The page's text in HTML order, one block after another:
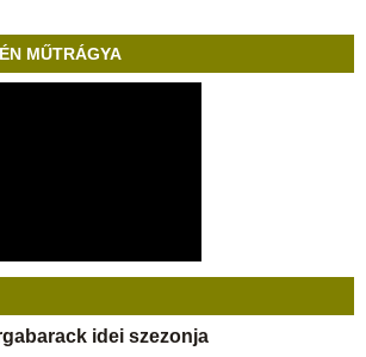
MŰTRÁGYA
idei szezonja